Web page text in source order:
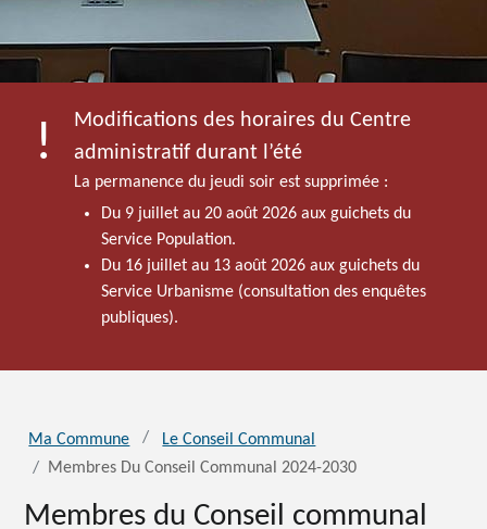
Modifications des horaires du Centre
administratif durant l’été
La permanence du jeudi soir est supprimée :
Du 9 juillet au 20 août 2026 aux guichets du
Service Population.
Du 16 juillet au 13 août 2026 aux guichets du
Service Urbanisme (consultation des enquêtes
publiques).
Ma Commune
Le Conseil Communal
Membres Du Conseil Communal 2024-2030
Membres du Conseil communal